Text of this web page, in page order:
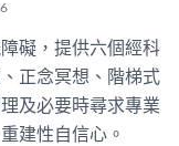
礙，提供六個經科
正念冥想、階梯式
及必要時尋求專業
建性自信心。